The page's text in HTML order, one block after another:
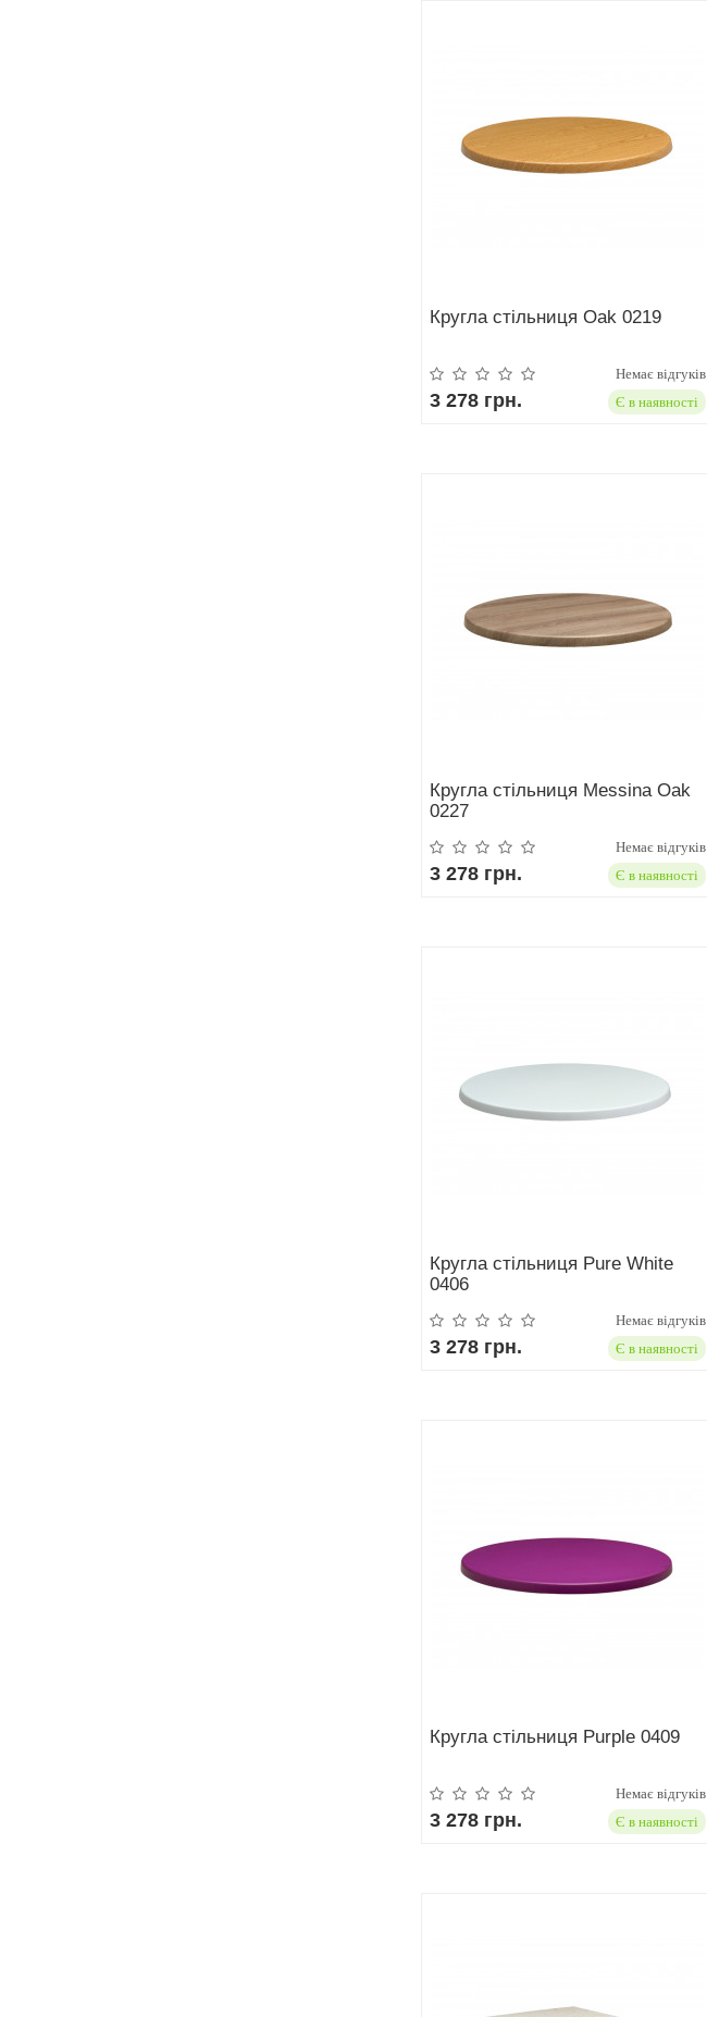
Кругла стільниця Oak 0219
Немає відгуків
3 278 грн. Є в наявності
Кругла стільниця Messina Oak
0227
Немає відгуків
3 278 грн. Є в наявності
Кругла стільниця Pure White
0406
Немає відгуків
3 278 грн. Є в наявності
Кругла стільниця Purple 0409
Немає відгуків
3 278 грн. Є в наявності